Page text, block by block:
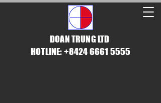
DOAN TRUNG LTD
HOTLINE: +8424 6661 5555